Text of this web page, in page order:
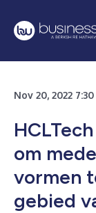
Nov 20, 2022
om
vormen
gebied